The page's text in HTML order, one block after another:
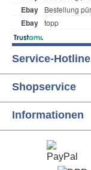
Service-Hotline
Shopservice
Informationen